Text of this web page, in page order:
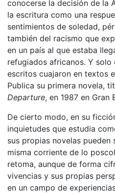
conocerse la decisión de la
la escritura como una
sentimientos de soledad,
también del racismo que
en un país al que estaba
refugiados africanos. Y
escritos cuajaron en textos
Publica su primera novela,
Departure, en 1987 en Gran
De cierto modo, en su
inquietudes que estudia
sus propias novelas pueden
misma corriente de lo
retoma, aunque de forma
vivencias y sus propias
en un campo de